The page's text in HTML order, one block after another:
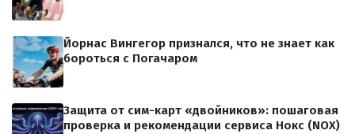
Йорнас Вингегор признался, что не знает как
бороться с Погачаром
Защита от сим-карт «двойников»: пошаговая
проверка и рекомендации сервиса Нокс (NOX)